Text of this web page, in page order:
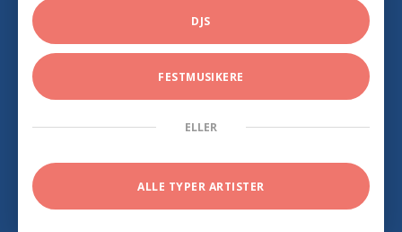
DJS
FESTMUSIKERE
ELLER
ALLE TYPER ARTISTER